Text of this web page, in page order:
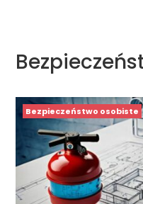
Bezpieczeństwo osobiste